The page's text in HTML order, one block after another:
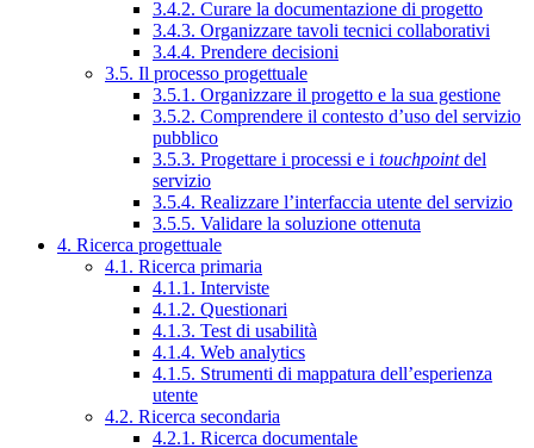
3.4.2. Curare la documentazione di progetto
3.4.3. Organizzare tavoli tecnici collaborativi
3.4.4. Prendere decisioni
3.5. Il processo progettuale
3.5.1. Organizzare il progetto e la sua gestione
3.5.2. Comprendere il contesto d’uso del servizio
pubblico
3.5.3. Progettare i processi e i touchpointdel
servizio
3.5.4. Realizzare l’interfaccia utente del servizio
3.5.5. Validare la soluzione ottenuta
4. Ricerca progettuale
4.1. Ricerca primaria
4.1.1. Interviste
4.1.2. Questionari
4.1.3. Test di usabilità
4.1.4. Web analytics
4.1.5. Strumenti di mappatura dell’esperienza
utente
4.2. Ricerca secondaria
4.2.1. Ricerca documentale